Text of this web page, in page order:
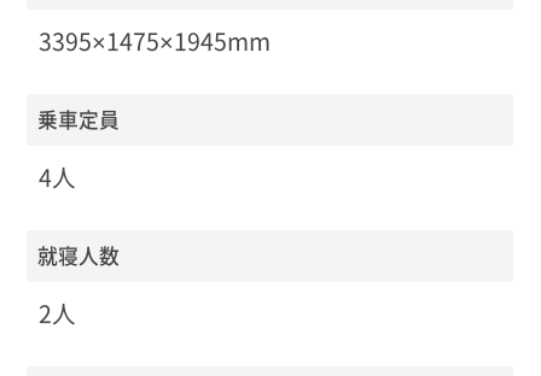
3395×1475×1945mm
乗車定員
4人
就寝人数
2人